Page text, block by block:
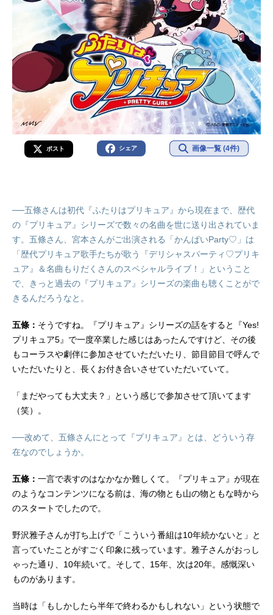
ポスト シェア 画像一覧 (4件)
──五條さんは初代『ふたりはプリキュア』から現在まで、歴代
の『プリキュア』シリーズで数々の名曲を世に送り出されていま
す。五條さん、宮本さんがご出演される「かんぱいParty♡」は
「歴代プリキュア歌手たちが歌う『デリシャスパーティ♡プリキ
ュア』＆名曲もりだくさんのスペシャルライブ！」ということ
で、きっと過去の『プリキュア』シリーズの楽曲も聴くことがで
きるんだろうなと。
五條： そうですね。『プリキュア』シリーズの話をすると『Yes!
プリキュア5』で一度卒業した感じはあったんですけど、その後
もコーラスや劇伴に参加させていただいたり、節目節目で呼んで
いただいたりと、長くお付き合いさせていただいていて。
「まだやっても大丈夫？」という感じで参加させて頂いてます
（笑）。
──改めて、五條さんにとって『プリキュア』とは、どういう存
在なのでしょうか。
五條： 一言で表すのはなかなか難しくて。『プリキュア』が現在
のようなコンテンツになる前は、海の物とも山の物ともな時から
のスタートでしたので。
野沢雅子さんが打ち上げで「こういう番組は10年続かないと」と
言っていたことがすごく印象に残っています。雅子さんがおっし
ゃった通り、10年続いて。そして、15年、次は20年。感慨深い
ものがあります。
当時は「もしかしたら半年で終わるかもしれない」という状態で